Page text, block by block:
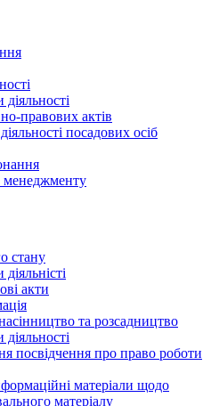
правових актів
посадових осіб
менеджменту
стану
акти
та розсадництво
посвідчення про право роботи
матеріали щодо
матеріалу